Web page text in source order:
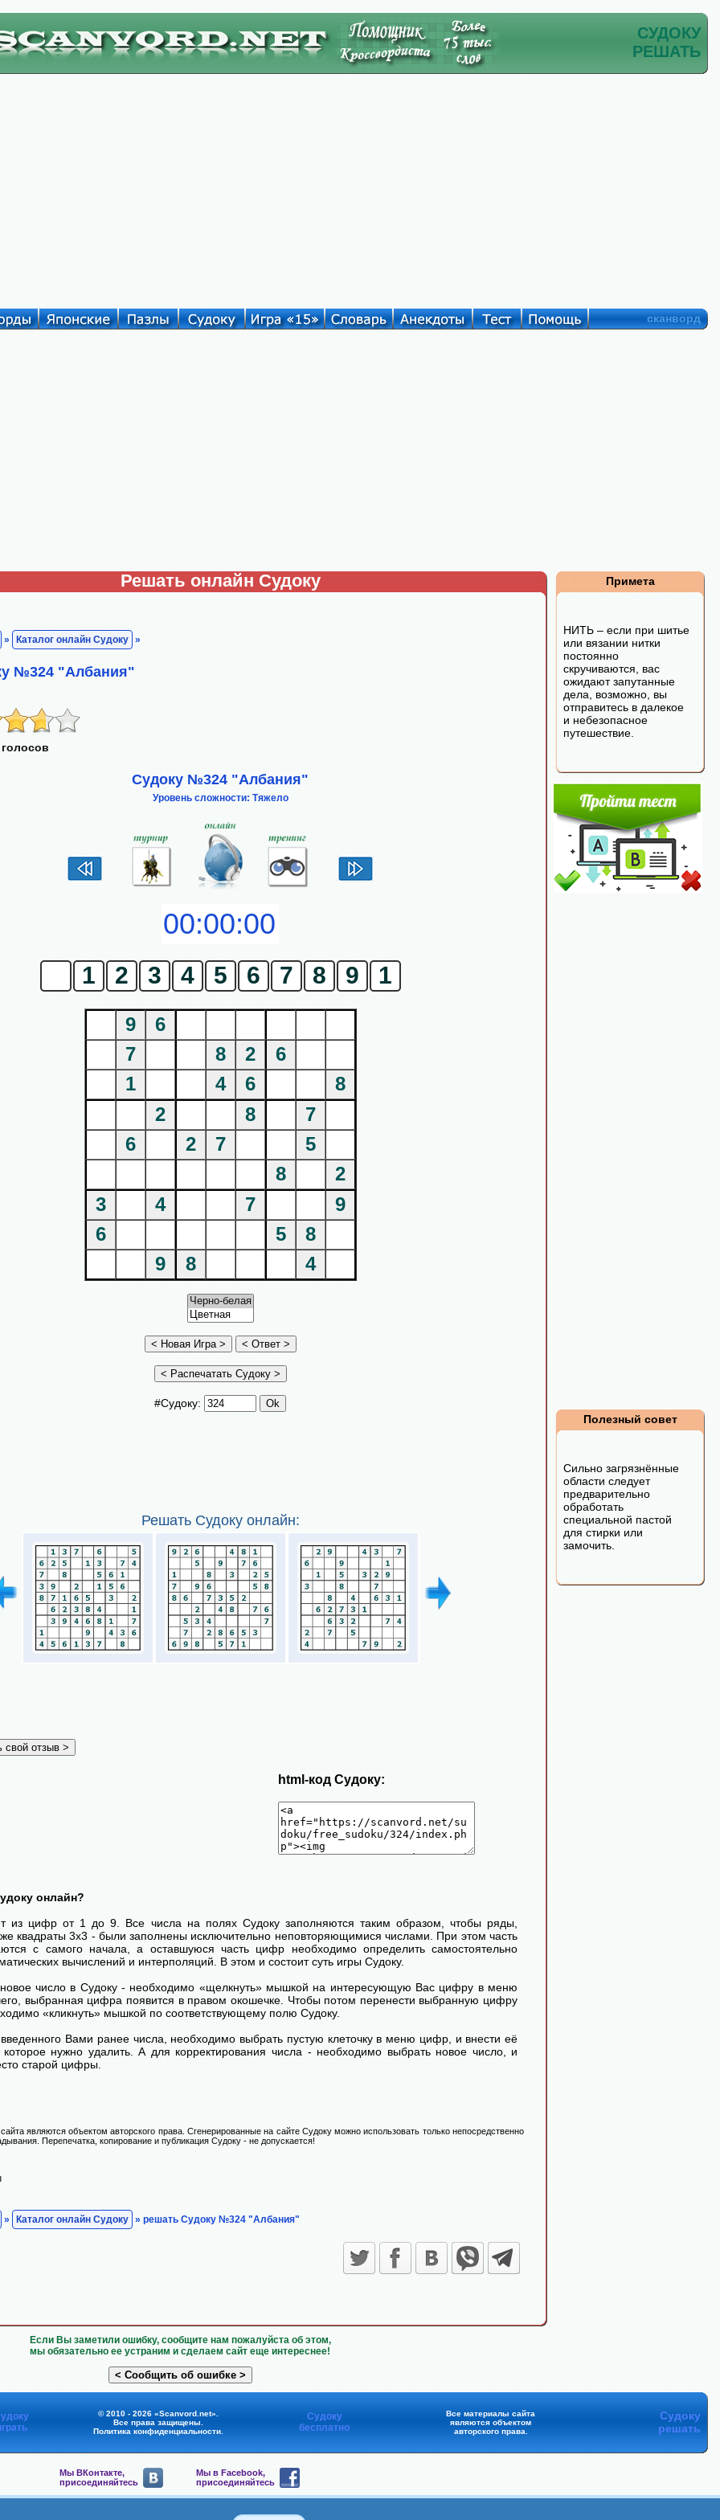
СУДОКУ
РЕШАТЬ
сканворд
Решать онлайн Судоку
» Каталог онлайн Судоку »
№324 "Албания"
Судоку №324 "Албания"
Уровень сложности: Тяжело
1 2 3 4 5 6 7 8 9 1
9
6
7
8 2
6
1
4 6
8
2
8
7
6
2 7
5
8
2
3
4 7
9
6
5
8
9
8 4
#Судоку:
Решать Судоку онлайн:
html-код Судоку:
онлайн?
из цифр от 1 до 9. Все числа на полях Судоку заполняются таким образом, чтобы ряды,
квадраты 3х3 - были заполнены исключительно неповторяющимися числами. При этом часть
с самого начала, а оставшуюся часть цифр необходимо определить самостоятельно
вычислений и интерполяций. В этом и состоит суть игры Судоку.
число в Судоку - необходимо «щелкнуть» мышкой на интересующую Вас цифру в меню
выбранная цифра появится в правом окошечке. Чтобы потом перенести выбранную цифру
«кликнуть» мышкой по соответствующему полю Судоку.
Вами ранее числа, необходимо выбрать пустую клеточку в меню цифр, и внести её
которое нужно удалить. А для корректирования числа - необходимо выбрать новое число, и
старой цифры.
являются объектом авторского права. Сгенерированные на сайте Судоку можно использовать только непосредственно
Перепечатка, копирование и публикация Судоку - не допускается!
» Каталог онлайн Судоку » решать Судоку №324 "Албания"
Примета
НИТЬ – если при шитье
или вязании нитки
постоянно
скручиваются, вас
ожидают запутанные
дела, возможно, вы
отправитесь в далекое
и небезопасное
путешествие.
Полезный совет
Сильно загрязнённые
области следует
предварительно
обработать
специальной пастой
для стирки или
замочить.
Если Вы заметили ошибку, сообщите нам пожалуйста об этом,
мы обязательно ее устраним и сделаем сайт еще интереснее!
© 2010 - 2026 «Scanvord.net».
Все права защищены.
Политика конфиденциальности.
Судоку
бесплатно
Все материалы сайта
являются объектом
авторского права.
Судоку
решать
Мы ВКонтакте,
присоединяйтесь
Мы в Facebook,
присоединяйтесь
присоединяйтесь